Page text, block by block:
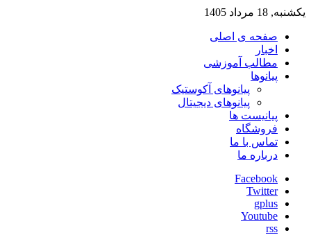
یکشنبه, 18 مرداد 1405
صفحه ی اصلی
اخبار
مطالب آموزشی
پیانوها
پیانوهای آکوستیک
پیانوهای دیجیتال
پیانیست ها
فروشگاه
تماس با ما
درباره ما
Facebook
Twitter
gplus
Youtube
rss